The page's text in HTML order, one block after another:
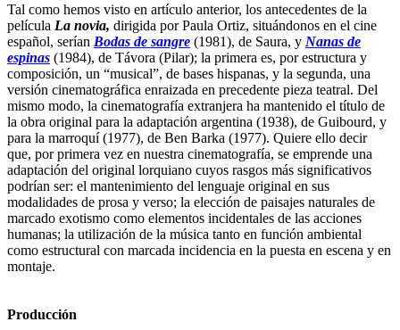
Tal como hemos visto en artículo anterior, los antecedentes de la
película La novia, dirigida por Paula Ortiz, situándonos en el cine
español, serían Bodas de sangre (1981), de Saura, y Nanas de
espinas (1984), de Távora (Pilar); la primera es, por estructura y
composición, un “musical”, de bases hispanas, y la segunda, una
versión cinematográfica enraizada en precedente pieza teatral. Del
mismo modo, la cinematografía extranjera ha mantenido el título de
la obra original para la adaptación argentina (1938), de Guibourd, y
para la marroquí (1977), de Ben Barka (1977). Quiere ello decir
que, por primera vez en nuestra cinematografía, se emprende una
adaptación del original lorquiano cuyos rasgos más significativos
podrían ser: el mantenimiento del lenguaje original en sus
modalidades de prosa y verso; la elección de paisajes naturales de
marcado exotismo como elementos incidentales de las acciones
humanas; la utilización de la música tanto en función ambiental
como estructural con marcada incidencia en la puesta en escena y en
montaje.
Producción